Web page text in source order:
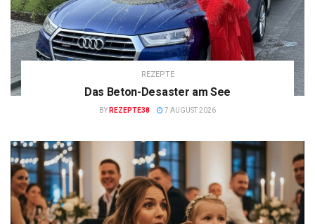
REZEPTE
Das Beton-Desaster am See
BY REZEPTE38 7 AUGUST 2026